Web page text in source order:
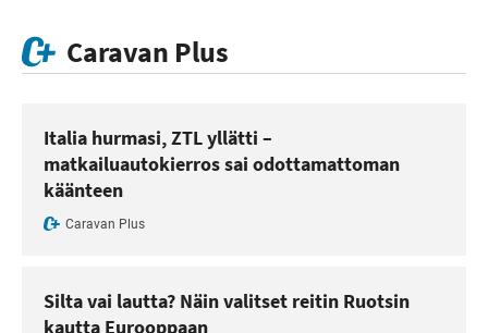
Caravan Plus
Italia hurmasi, ZTL yllätti –
matkailuautokierros sai odottamattoman
käänteen
Caravan Plus
Silta vai lautta? Näin valitset reitin Ruotsin
kautta Eurooppaan